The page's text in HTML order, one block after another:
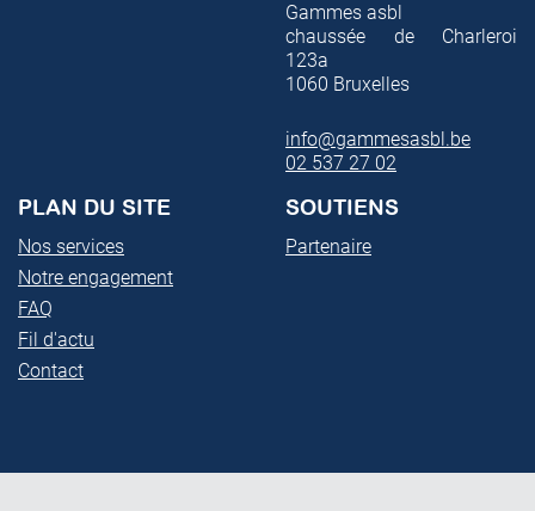
Gammes asbl
chaussée de Charleroi
123a
1060 Bruxelles
info@gammesasbl.be
02 537 27 02
PLAN DU SITE
Nos services
Notre engagement
FAQ
Fil d'actu
Contact
SOUTIENS
Partenaire